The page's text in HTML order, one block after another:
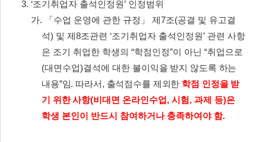
3. ‘조기취업자 출석인정원 ’ 인정범위
가. 「 수업 운영에 관한 규정 」 제 7조(공결 및 유고결
석) 및 제 8조관련 ‘조기취업자 출석인정원 ’ 관련 사항
은 조기 취업한 학생의 “학점인정”이 아닌 “취업으로
(대면수업)결석에 대한 불이익을 받지 않도록 하는
내용”임. 따라서 , 출석점수를 제외한 학점 인정을 받
기 위한 사항(비대면 온라인수업 ,시험,과제 등)은
학생 본인이 반드시 참여하거나 충족하여야 함.